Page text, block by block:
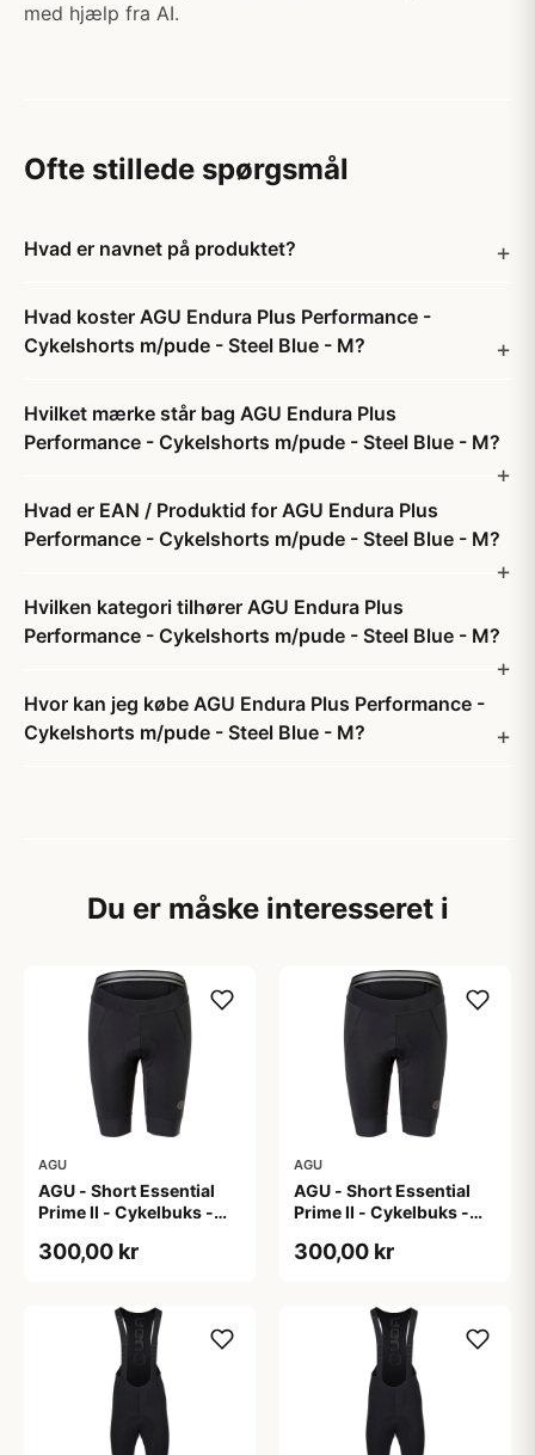
med hjælp fra AI.
Ofte stillede spørgsmål
Hvad er navnet på produktet?
Hvad koster AGU Endura Plus Performance -
Cykelshorts m/pude - Steel Blue - M?
Hvilket mærke står bag AGU Endura Plus
Performance - Cykelshorts m/pude - Steel Blue - M?
Hvad er EAN / Produktid for AGU Endura Plus
Performance - Cykelshorts m/pude - Steel Blue - M?
Hvilken kategori tilhører AGU Endura Plus
Performance - Cykelshorts m/pude - Steel Blue - M?
Hvor kan jeg købe AGU Endura Plus Performance -
Cykelshorts m/pude - Steel Blue - M?
Du er måske interesseret i
AGU
AGU - Short Essential
Prime II - Cykelbuks -
300,00 kr
AGU
AGU - Short Essential
Prime II - Cykelbuks -
300,00 kr